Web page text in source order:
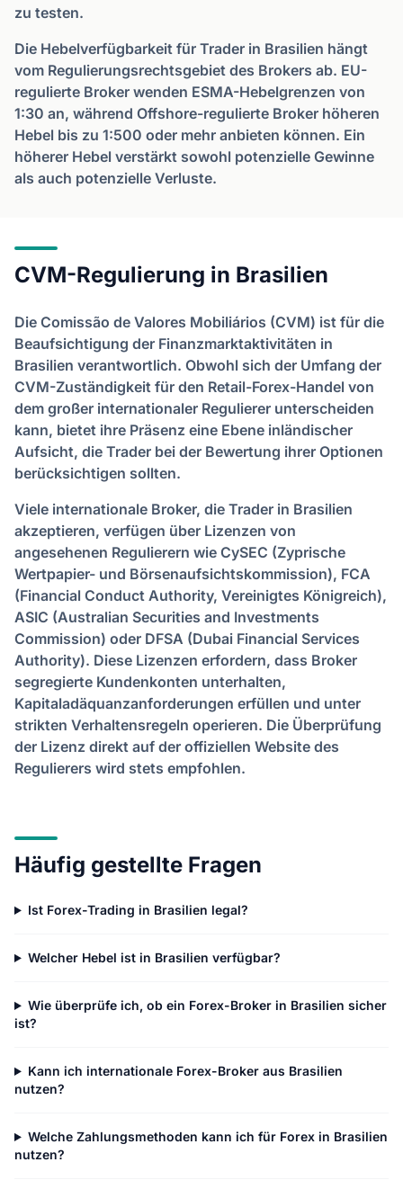
zu testen.
Die Hebelverfügbarkeit für Trader in Brasilien hängt
vom Regulierungsrechtsgebiet des Brokers ab. EU-
regulierte Broker wenden ESMA-Hebelgrenzen von
1:30 an, während Offshore-regulierte Broker höheren
Hebel bis zu 1:500 oder mehr anbieten können. Ein
höherer Hebel verstärkt sowohl potenzielle Gewinne
als auch potenzielle Verluste.
CVM-Regulierung in Brasilien
Die Comissão de Valores Mobiliários (CVM) ist für die
Beaufsichtigung der Finanzmarktaktivitäten in
Brasilien verantwortlich. Obwohl sich der Umfang der
CVM-Zuständigkeit für den Retail-Forex-Handel von
dem großer internationaler Regulierer unterscheiden
kann, bietet ihre Präsenz eine Ebene inländischer
Aufsicht, die Trader bei der Bewertung ihrer Optionen
berücksichtigen sollten.
Viele internationale Broker, die Trader in Brasilien
akzeptieren, verfügen über Lizenzen von
angesehenen Regulierern wie CySEC (Zyprische
Wertpapier- und Börsenaufsichtskommission), FCA
(Financial Conduct Authority, Vereinigtes Königreich),
ASIC (Australian Securities and Investments
Commission) oder DFSA (Dubai Financial Services
Authority). Diese Lizenzen erfordern, dass Broker
segregierte Kundenkonten unterhalten,
Kapitaladäquanzanforderungen erfüllen und unter
strikten Verhaltensregeln operieren. Die Überprüfung
der Lizenz direkt auf der offiziellen Website des
Regulierers wird stets empfohlen.
Häufig gestellte Fragen
Ist Forex-Trading in Brasilien legal?
Welcher Hebel ist in Brasilien verfügbar?
Wie überprüfe ich, ob ein Forex-Broker in Brasilien sicher
ist?
Kann ich internationale Forex-Broker aus Brasilien
nutzen?
Welche Zahlungsmethoden kann ich für Forex in Brasilien
nutzen?